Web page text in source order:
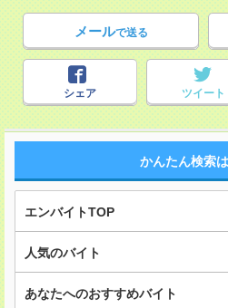
メールで送る
シェア ツイート
かんたん検索
エンバイトTOP
人気のバイト
あなたへのおすすめバイト